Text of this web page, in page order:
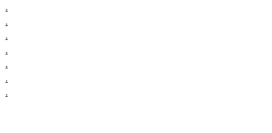
.
.
.
.
.
.
.